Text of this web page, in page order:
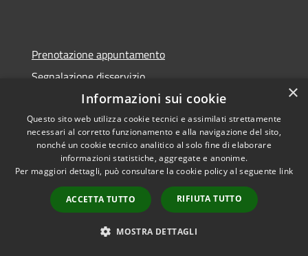
Prenotazione appuntamento
Segnalazione disservizio
Leggi le FAQ
Richiesta assistenza
IPA Fattura elettronica
Amministrazione trasparente
Informativa privacy
×
Informazioni sui cookie
Questo sito web utilizza cookie tecnici e assimilati strettamente
necessari al corretto funzionamento e alla navigazione del sito,
nonché un cookie tecnico analitico al solo fine di elaborare
informazioni statistiche, aggregate e anonime.
Per maggiori dettagli, può consultare la cookie policy al seguente link
ACCETTA TUTTO RIFIUTA TUTTO
MOSTRA DETTAGLI